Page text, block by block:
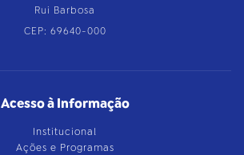
Rui Barbosa
CEP: 69640-000
Acesso à Informação
Institucional
Ações e Programas